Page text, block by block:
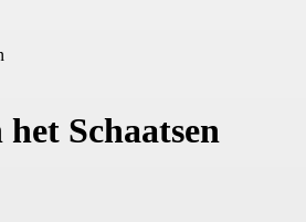
Schaatsen